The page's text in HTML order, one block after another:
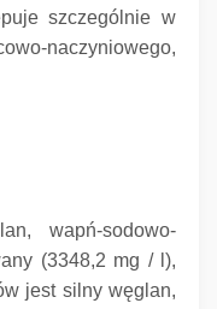
szczególnie w
naczyniowego,
wapń-sodowo-
(3348,2 mg / l),
jest silny węglan,